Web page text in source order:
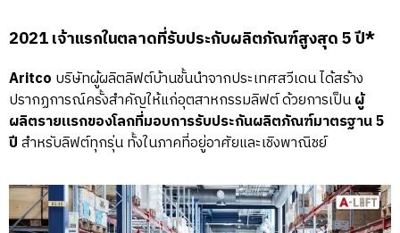
2021 เจ้าแรกในตลาดที่รับประกับผลิตภัณฑ์สูงสุด 5 ปี*
Aritco บริษัทผู้ผลิตลิฟต์บ้านชั้นนำจากประเทศสวีเดน ได้สร้าง
ปรากฏการณ์ครั้งสำคัญให้แก่อุตสาหกรรมลิฟต์ ด้วยการเป็นผู้
ผลิตรายแรกของโลกที่มอบการรับประกันผลิตภัณฑ์มาตรฐาน 5
ปีสำหรับลิฟต์ทุกรุ่น ทั้งในภาคที่อยู่อาศัยและเชิงพาณิชย์